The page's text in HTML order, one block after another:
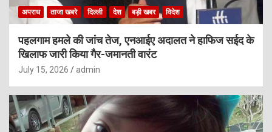
अपराध ताजा खबरे दिल्ली देश बड़ी खबर विदेश
पहलगाम हमले की जांच तेज, एनआईए अदालत ने हाफिज सईद के
खिलाफ जारी किया गैर-जमानती वारंट
July 15, 2026 admin